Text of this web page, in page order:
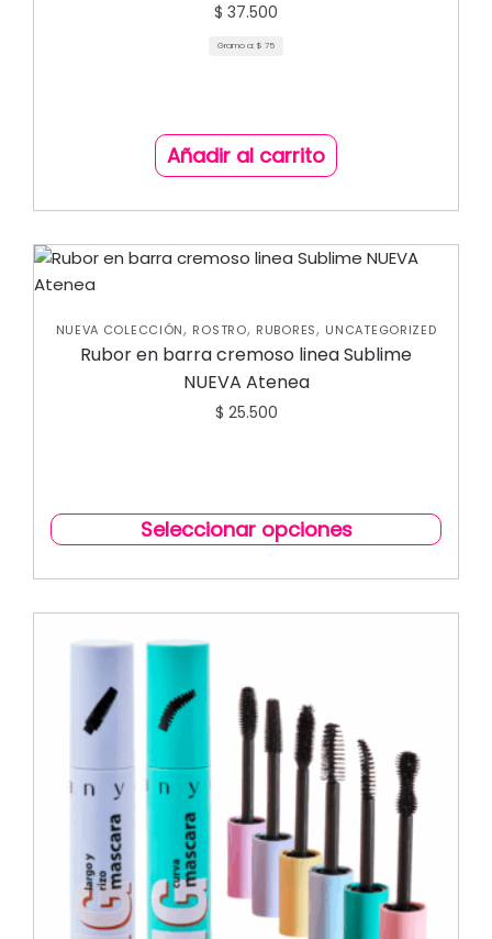
$ 37.500
Gramo a: $ 75
Añadir al carrito
NUEVA COLECCIÓN, ROSTRO, RUBORES, UNCATEGORIZED
Rubor en barra cremoso linea Sublime
NUEVA Atenea
$ 25.500
Seleccionar opciones